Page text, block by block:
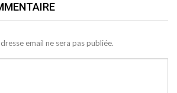
email ne sera pas publiée.